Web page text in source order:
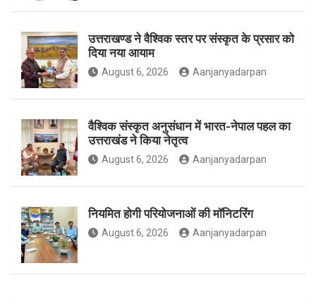
k
m
उत्तराखण्ड ने वैश्विक स्तर पर संस्कृत के प्रसार को
दिया नया आयाम
August 6, 2026 Aanjanyadarpan
वैश्विक संस्कृत अनुसंधान में भारत-नेपाल पहल का
उत्तराखंड ने किया नेतृत्व
August 6, 2026 Aanjanyadarpan
नियमित होगी परियोजनाओं की मॉनिटरिंग
August 6, 2026 Aanjanyadarpan